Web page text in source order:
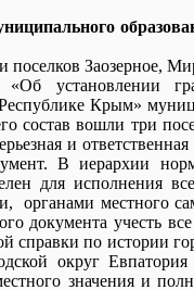
поселков Заозерное,
установлении
Крым»
состав вошли три
и
В иерархии
для исполнения
органами местного
документа учесть
справки по истории
округ
значения и